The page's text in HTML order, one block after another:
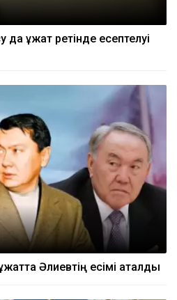
да құжат ретінде есептелуі
Әлиевтің есімі аталды